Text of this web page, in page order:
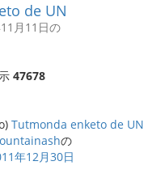
de UN
月11日の
47678
Tutmonda enketo de UN
の
年12月30日